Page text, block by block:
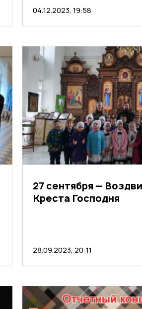
04.12.2023, 19:58
27 сентября —
Креста Господня
28.09.2023, 20:11